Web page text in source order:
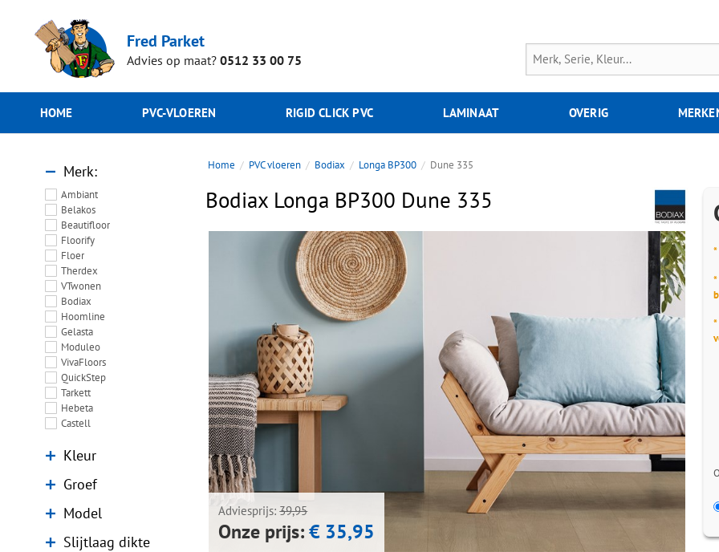
Fred Parket
Advies op maat? 0512 33 00 75
HOME PVC-VLOEREN RIGID CLICK PVC LAMINAAT OVERIG
Merk
Ambiant
Belakos
Beautifloor
Floorify
Floer
Therdex
VTwonen
Bodiax
Hoomline
Gelasta
Moduleo
VivaFloors
QuickStep
Tarkett
Hebeta
Castell
Kleur
Groef
Model
Slijtlaag dikte
Home PVC vloeren Bodiax Longa BP300 Dune 335
Bodiax Longa BP300 Dune 335
Adviesprijs:39,95
Onze prijs: € 35,95